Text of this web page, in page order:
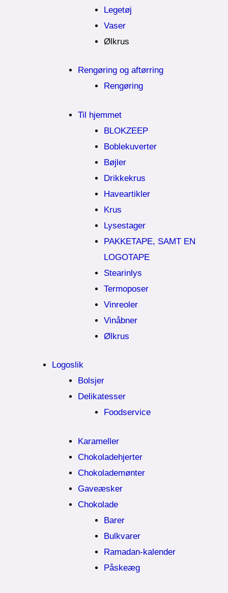
Legetøj
Vaser
Ølkrus
Rengøring og aftørring
Rengøring
Til hjemmet
BLOKZEEP
Boblekuverter
Bøjler
Drikkekrus
Haveartikler
Krus
Lysestager
PAKKETAPE, SAMT EN
LOGOTAPE
Stearinlys
Termoposer
Vinreoler
Vinåbner
Ølkrus
Logoslik
Bolsjer
Delikatesser
Foodservice
Karameller
Chokoladehjerter
Chokolademønter
Gaveæsker
Chokolade
Barer
Bulkvarer
Ramadan-kalender
Påskeæg